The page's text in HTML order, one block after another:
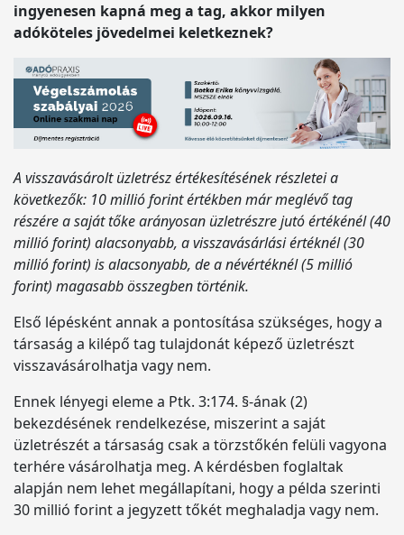
ingyenesen kapná meg a tag, akkor milyen
adóköteles jövedelmei keletkeznek?
A visszavásárolt üzletrész értékesítésének részletei a
következők: 10 millió forint értékben már meglévő tag
részére a saját tőke arányosan üzletrészre jutó értékénél (40
millió forint) alacsonyabb, a visszavásárlási értéknél (30
millió forint) is alacsonyabb, de a névértéknél (5 millió
forint) magasabb összegben történik.
Első lépésként annak a pontosítása szükséges, hogy a
társaság a kilépő tag tulajdonát képező üzletrészt
visszavásárolhatja vagy nem.
Ennek lényegi eleme a Ptk. 3:174. §-ának (2)
bekezdésének rendelkezése, miszerint a saját
üzletrészét a társaság csak a törzstőkén felüli vagyona
terhére vásárolhatja meg. A kérdésben foglaltak
alapján nem lehet megállapítani, hogy a példa szerinti
30 millió forint a jegyzett tőkét meghaladja vagy nem.